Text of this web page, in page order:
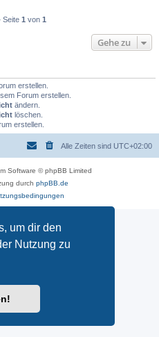
um dir den
Nutzung zu
Seite 1 von 1
Gehe zu
erstellen.
Forum erstellen.
ändern.
löschen.
erstellen.
Alle Zeiten sind UTC+02:00
Software © phpBB Limited
durch phpBB.de